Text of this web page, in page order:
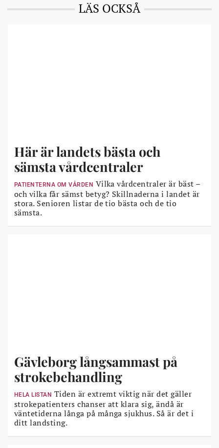
LÄS OCKSÅ
Här är landets bästa och
sämsta vårdcentraler
PATIENTERNA OM VÅRDEN Vilka vårdcentraler är bäst –
och vilka får sämst betyg? Skillnaderna i landet är
stora. Senioren listar de tio bästa och de tio
sämsta.
Gävleborg långsammast på
strokebehandling
HELA LISTAN Tiden är extremt viktig när det gäller
strokepatienters chanser att klara sig, ändå är
väntetiderna långa på många sjukhus. Så är det i
ditt landsting.